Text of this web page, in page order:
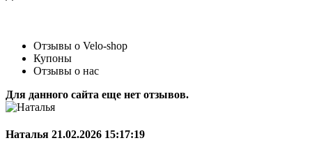
Отзывы о Velo-shop
Купоны
Отзывы о нас
Для данного сайта еще нет отзывов.
Наталья 21.02.2026 15:17:19